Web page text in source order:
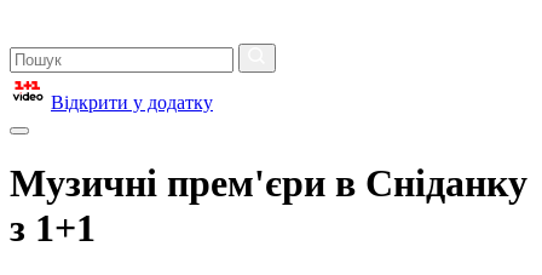
Відкрити у додатку
Музичні прем'єри в Сніданку
з 1+1